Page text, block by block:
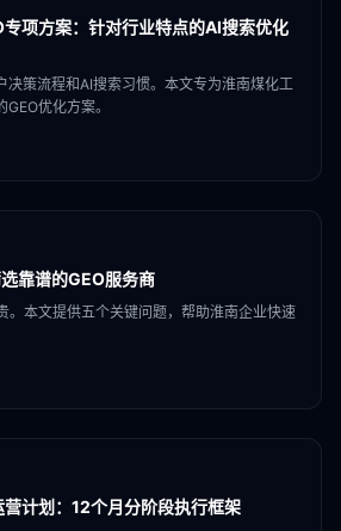
项方案：针对行业特点的AI搜索优化
决策流程和AI搜索习惯。本文专为淮南煤化工
优化方案。
靠谱的GEO服务商
。本文提供五个关键问题，帮助淮南企业快速
计划：12个月分阶段执行框架